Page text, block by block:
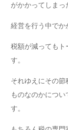
がかかってしまっ
経営を行う中でか
税額が減ってもト
す。
それゆえにその
ものなのかにつ
す。